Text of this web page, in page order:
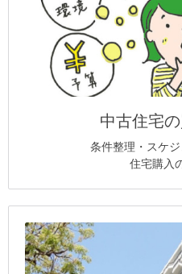
中古住宅
条件整理・スケ
住宅購入